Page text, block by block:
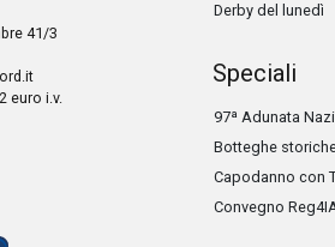
41/3
euro i.v.
Derby del lunedì
Speciali
97ª Adunata
Botteghe
Capodanno con
Convegno